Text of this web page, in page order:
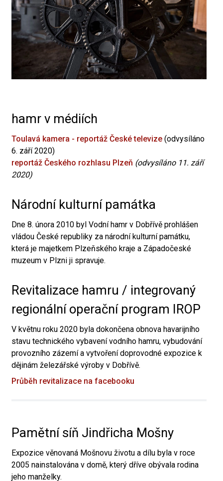
hamr v médiích
Toulavá kamera - reportáž České televize (odvysíláno
6. září 2020)
reportáž Českého rozhlasu Plzeň (odvysíláno 11. září
2020)
Národní kulturní památka
Dne 8. února 2010 byl Vodní hamr v Dobřívě prohlášen
vládou České republiky za národní kulturní památku,
která je majetkem Plzeňského kraje a Západočeské
muzeum v Plzni ji spravuje.
Revitalizace hamru / integrovaný
regionální operační program IROP
V květnu roku 2020 byla dokončena obnova havarijního
stavu technického vybavení vodního hamru, vybudování
provozního zázemí a vytvoření doprovodné expozice k
dějinám železářské výroby v Dobřívě.
Průběh revitalizace na facebooku
Pamětní síň Jindřicha Mošny
Expozice věnovaná Mošnovu životu a dílu byla v roce
2005 nainstalována v domě, který dříve obývala rodina
jeho manželky.